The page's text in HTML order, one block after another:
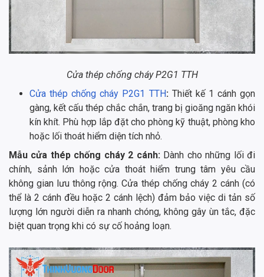
Cửa thép chống cháy P2G1 TTH
Cửa thép chống cháy P2G1 TTH: Thiết kế 1 cánh gọn
gàng, kết cấu thép chắc chắn, trang bị gioăng ngăn khói
kín khít. Phù hợp lắp đặt cho phòng kỹ thuật, phòng kho
hoặc lối thoát hiểm diện tích nhỏ.
Mẫu cửa thép chống cháy 2 cánh: Dành cho những lối đi
chính, sảnh lớn hoặc cửa thoát hiểm trung tâm yêu cầu
không gian lưu thông rộng. Cửa thép chống cháy 2 cánh (có
thể là 2 cánh đều hoặc 2 cánh lệch) đảm bảo việc di tản số
lượng lớn người diễn ra nhanh chóng, không gây ùn tắc, đặc
biệt quan trọng khi có sự cố hoảng loạn.